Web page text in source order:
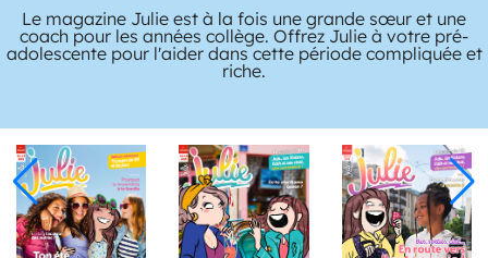
Le magazine Julie est à la fois une grande sœur et une
coach pour les années collège. Offrez Julie à votre pré-
adolescente pour l'aider dans cette période compliquée et
riche.